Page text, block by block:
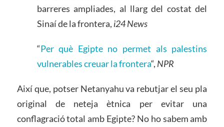
barreres ampliades, al llarg del costat del
Sinaí de la frontera, i24 News
“Per què Egipte no permet als palestins
vulnerables creuar la frontera“, NPR
Així que, potser Netanyahu va rebutjar el seu pla
original de neteja ètnica per evitar una
conflagració total amb Egipte? No ho sabem amb